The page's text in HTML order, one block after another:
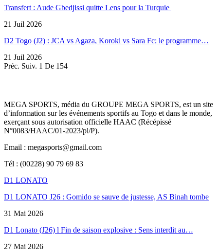
Transfert : Aude Gbedjissi quitte Lens pour la Turquie
21 Juil 2026
D2 Togo (J2) : JCA vs Agaza, Koroki vs Sara Fc; le programme…
21 Juil 2026
Préc. Suiv. 1 De 154
MEGA SPORTS, média du GROUPE MEGA SPORTS, est un site
d’information sur les événements sportifs au Togo et dans le monde,
exerçant sous autorisation officielle HAAC (Récépissé
N°0083/HAAC/01-2023/pl/P).
Email : megasports@gmail.com
Tél : (00228) 90 79 69 83
D1 LONATO
D1 LONATO J26 : Gomido se sauve de justesse, AS Binah tombe
31 Mai 2026
D1 Lonato (J26) l Fin de saison explosive : Sens interdit au…
27 Mai 2026